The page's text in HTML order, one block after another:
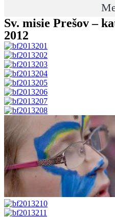
Sv. misie Prešov –
2012